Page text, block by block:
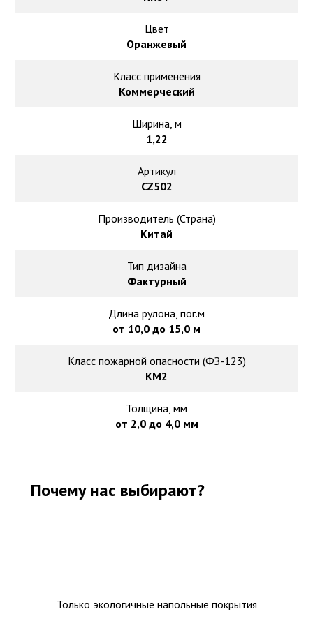
Ковролин оптом
Ковролин под теплый пол
Цвет
Оранжевый
Класс применения
Коммерческий
Ширина, м
1,22
Артикул
CZ502
Производитель (Страна)
Китай
Тип дизайна
Фактурный
Длина рулона, пог.м
от 10,0 до 15,0 м
Класс пожарной опасности (ФЗ-123)
КМ2
Толщина, мм
от 2,0 до 4,0 мм
Почему нас выбирают?
Только экологичные напольные покрытия